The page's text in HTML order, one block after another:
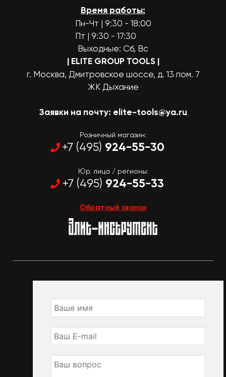
Время работы:
Пн-Чт | 9:30 - 18:00
Пт | 9:30 - 17:30
Выходные: Сб, Вс
| ELITE GROUP TOOLS |
г. Москва, Дмитровское шоссе, д. 13 пом. 7
ЖК Дыхание
Заявки на почту: elite-tools@ya.ru
Розничный магазин:
+7 (495) 924-55-30
Юр. лица / регионы:
+7 (495) 924-55-33
Обратный звонок